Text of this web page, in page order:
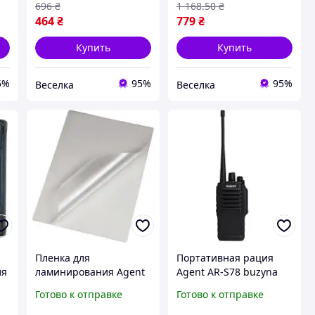
документов и
материалов FLAME
464 ₴
696 ₴
Купить
Веселка 95%
документов и учебных
материалов 100 штук
FLAME
779₴
1 168.50 ₴
Купить
Веселка 95%
Пленка для
ламинирования Agent
шт. 3150006 buzyna
Готово к отправке
Портативная рация
Agent AR-S78 buzyna
Готово к отправке